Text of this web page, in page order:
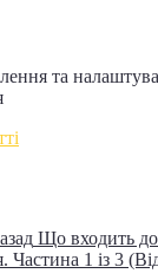
та
Що входить
Частина 1 із 3